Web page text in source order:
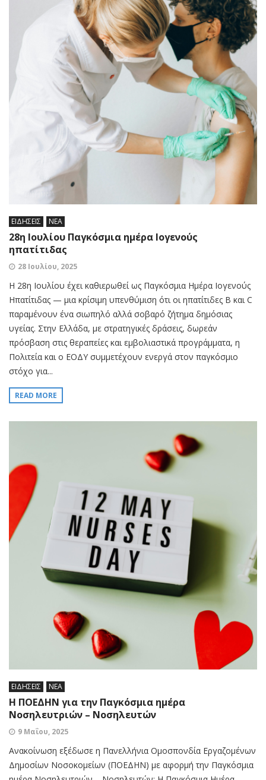
ΕΙΔΗΣΕΙΣ ΝΕΑ
28η Ιουλίου Παγκόσμια ημέρα Ιογενούς
ηπατίτιδας
28 Ιουλίου, 2025
Η 28η Ιουλίου έχει καθιερωθεί ως Παγκόσμια Ημέρα Ιογενούς
Ηπατίτιδας — μια κρίσιμη υπενθύμιση ότι οι ηπατίτιδες Β και C
παραμένουν ένα σιωπηλό αλλά σοβαρό ζήτημα δημόσιας
υγείας. Στην Ελλάδα, με στρατηγικές δράσεις, δωρεάν
πρόσβαση στις θεραπείες και εμβολιαστικά προγράμματα, η
Πολιτεία και ο ΕΟΔΥ συμμετέχουν ενεργά στον παγκόσμιο
στόχο για...
READ MORE
ΕΙΔΗΣΕΙΣ ΝΕΑ
Η ΠΟΕΔΗΝ για την Παγκόσμια ημέρα
Νοσηλευτριών – Νοσηλευτών
9 Μαΐου, 2025
Ανακοίνωση εξέδωσε η Πανελλήνια Ομοσπονδία Εργαζομένων
Δημοσίων Νοσοκομείων (ΠΟΕΔΗΝ) με αφορμή την Παγκόσμια